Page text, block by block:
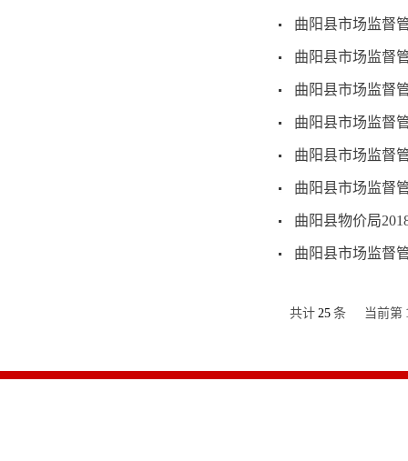
曲阳县市场监督
曲阳县市场监督
曲阳县市场监督
曲阳县市场监督
曲阳县市场监督
曲阳县市场监督
曲阳县物价局
曲阳县市场监督
共计 25 条 当前第